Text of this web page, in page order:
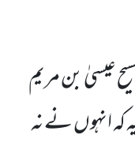
عیسیٰ بن مریم
کہ انہوں نے نہ